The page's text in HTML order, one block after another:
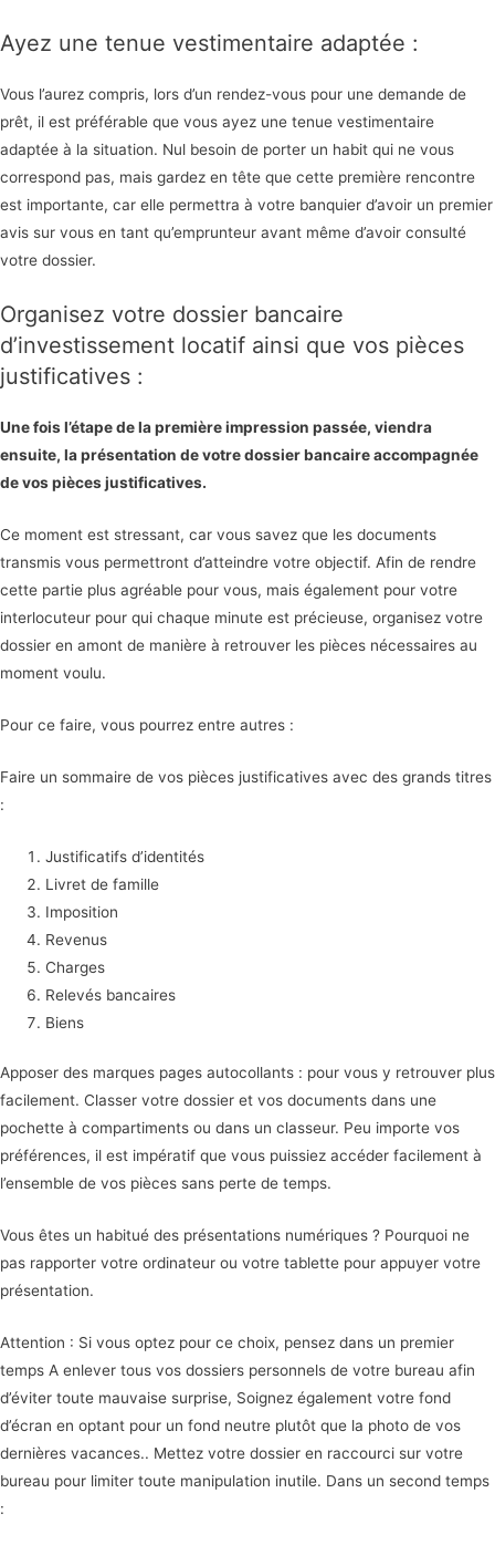
Ayez une tenue vestimentaire adaptée :
Vous l’aurez compris, lors d’un rendez-vous pour une demande de
prêt, il est préférable que vous ayez une tenue vestimentaire
adaptée à la situation. Nul besoin de porter un habit qui ne vous
correspond pas, mais gardez en tête que cette première rencontre
est importante, car elle permettra à votre banquier d’avoir un premier
avis sur vous en tant qu’emprunteur avant même d’avoir consulté
votre dossier.
Organisez votre dossier bancaire
d’investissement locatif ainsi que vos pièces
justificatives :
Une fois l’étape de la première impression passée, viendra
ensuite, la présentation de votre dossier bancaire accompagnée
de vos pièces justificatives.
Ce moment est stressant, car vous savez que les documents
transmis vous permettront d’atteindre votre objectif. Afin de rendre
cette partie plus agréable pour vous, mais également pour votre
interlocuteur pour qui chaque minute est précieuse, organisez votre
dossier en amont de manière à retrouver les pièces nécessaires au
moment voulu.
Pour ce faire, vous pourrez entre autres :
Faire un sommaire de vos pièces justificatives avec des grands titres
:
Justificatifs d’identités
Livret de famille
Imposition
Revenus
Charges
Relevés bancaires
Biens
Apposer des marques pages autocollants : pour vous y retrouver plus
facilement. Classer votre dossier et vos documents dans une
pochette à compartiments ou dans un classeur. Peu importe vos
préférences, il est impératif que vous puissiez accéder facilement à
l’ensemble de vos pièces sans perte de temps.
Vous êtes un habitué des présentations numériques ? Pourquoi ne
pas rapporter votre ordinateur ou votre tablette pour appuyer votre
présentation.
Attention : Si vous optez pour ce choix, pensez dans un premier
temps A enlever tous vos dossiers personnels de votre bureau afin
d’éviter toute mauvaise surprise, Soignez également votre fond
d’écran en optant pour un fond neutre plutôt que la photo de vos
dernières vacances.. Mettez votre dossier en raccourci sur votre
bureau pour limiter toute manipulation inutile. Dans un second temps
: